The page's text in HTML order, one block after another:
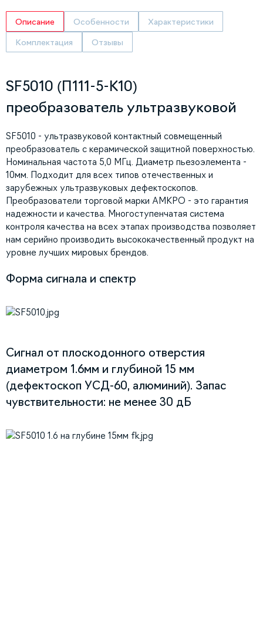
Описание Особенности Характеристики
Комплектация Отзывы
SF5010 (П111-5-К10)
преобразователь ультразвуковой
SF5010 - ультразвуковой контактный совмещенный
преобразователь с керамической защитной поверхностью.
Номинальная частота 5,0 МГц. Диаметр пьезоэлемента -
10мм. Подходит для всех типов отечественных и
зарубежных ультразвуковых дефектоскопов.
Преобразователи торговой марки АМКРО - это гарантия
надежности и качества. Многоступенчатая система
контроля качества на всех этапах производства позволяет
нам серийно производить высококачественный продукт на
уровне лучших мировых брендов.
Форма сигнала и спектр
Сигнал от плоскодонного отверстия
диаметром 1.6мм и глубиной 15 мм
(дефектоскоп УСД-60, алюминий). Запас
чувствительности: не менее 30 дБ